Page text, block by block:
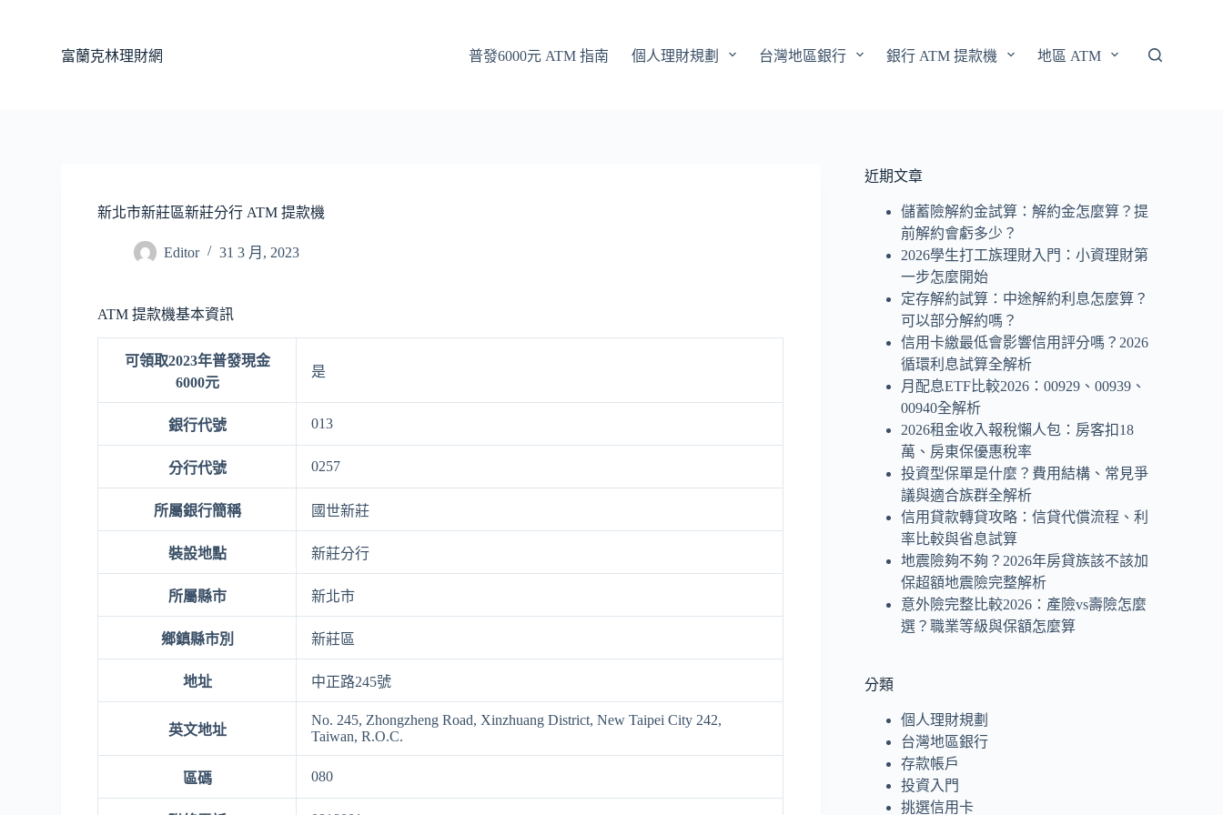
富蘭克林理財網 普發6000元 ATM 指南 個人理財規劃 台灣地區銀行 銀行 ATM 提款機 地區 ATM
新北市新莊區新莊分行 ATM 提款機
Editor 31 3 月, 2023
ATM 提款機基本資訊
可領取2023年普發現金
6000元
是
銀行代號 013
分行代號 0257
所屬銀行簡稱 國世新莊
裝設地點 新莊分行
所屬縣市 新北市
鄉鎮縣市別 新莊區
地址 中正路245號
英文地址
No. 245, Zhongzheng Road, Xinzhuang District, New Taipei City 242,
Taiwan, R.O.C.
區碼 080
近期文章
儲蓄險解約金試算：解約金怎麼算？提
前解約會虧多少？
2026學生打工族理財入門：小資理財第
一步怎麼開始
定存解約試算：中途解約利息怎麼算？
可以部分解約嗎？
信用卡繳最低會影響信用評分嗎？2026
循環利息試算全解析
月配息ETF比較2026：00929、00939、
00940全解析
2026租金收入報稅懶人包：房客扣18
萬、房東保優惠稅率
投資型保單是什麼？費用結構、常見爭
議與適合族群全解析
信用貸款轉貸攻略：信貸代償流程、利
率比較與省息試算
地震險夠不夠？2026年房貸族該不該加
保超額地震險完整解析
意外險完整比較2026：產險vs壽險怎麼
選？職業等級與保額怎麼算
分類
個人理財規劃
台灣地區銀行
存款帳戶
投資入門
挑選信用卡